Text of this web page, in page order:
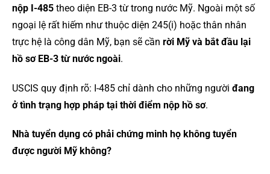
nộp I-485 theo diện EB-3 từ trong nước Mỹ. Ngoài một số
ngoại lệ rất hiếm như thuộc diện 245(i) hoặc thân nhân
trực hệ là công dân Mỹ, bạn sẽ cần rời Mỹ và bắt đầu lại
hồ sơ EB-3 từ nước ngoài.
USCIS quy định rõ: I-485 chỉ dành cho những người đang
ở tình trạng hợp pháp tại thời điểm nộp hồ sơ.
Nhà tuyển dụng có phải chứng minh họ không tuyển
được người Mỹ không?